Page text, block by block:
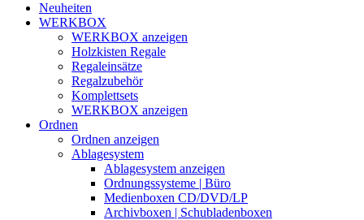
Neuheiten
WERKBOX
WERKBOX anzeigen
Holzkisten Regale
Regaleinsätze
Regalzubehör
Komplettsets
WERKBOX anzeigen
Ordnen
Ordnen anzeigen
Ablagesystem
Ablagesystem anzeigen
Ordnungssysteme | Büro
Medienboxen CD/DVD/LP
Archivboxen | Schubladenboxen